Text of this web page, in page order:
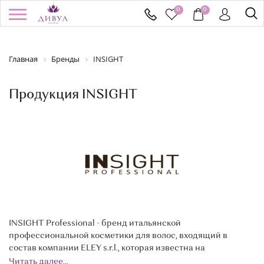
0 0
Войти Регистрация
КАТАЛОГ
ПОДАРОЧНЫЕ СЕРТИФИКАТЫ
ДОСТАВКА И ОПЛАТА
Здравствуйте! Что вы ищете?
Главная Бренды INSIGHT
Продукция INSIGHT
INSIGHT Professional - бренд итальянской
профессиональной косметики для волос, входящий в
состав компании ELEY s.r.l., которая известна на
итальянском рынке с 1948 г.
Читать далее...